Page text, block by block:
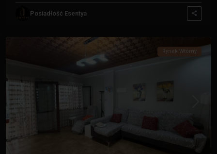
Posiadłość Esentya
Acequion,
Rynek Wtórny